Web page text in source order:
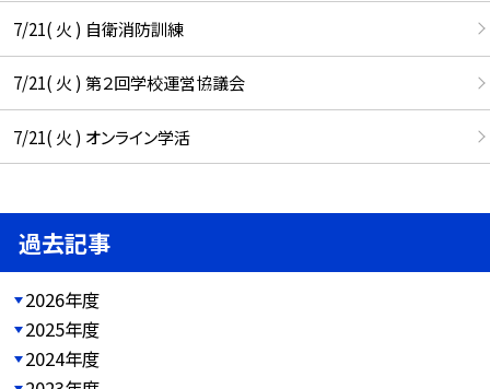
7/21( 火 ) 自衛消防訓練
7/21( 火 ) 第２回学校運営協議会
7/21( 火 ) オンライン学活
過去記事
2026年度
2025年度
2024年度